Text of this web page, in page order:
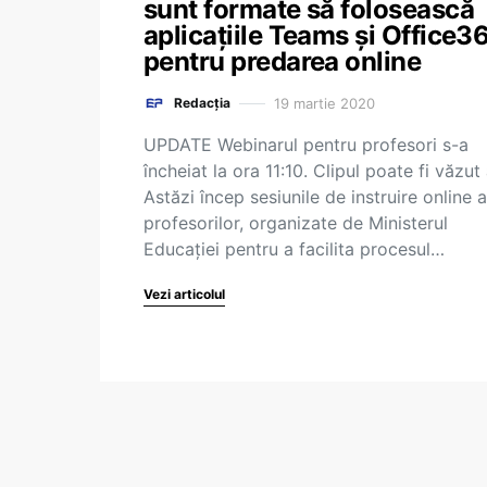
sunt formate să folosească
aplicațiile Teams și
pentru predarea online
Redacția 19 martie 2020
UPDATE Webinarul pentru profesori s-a
încheiat la ora 11:10. Clipul poate fi văzut
Astăzi încep sesiunile de instruire online a
profesorilor, organizate de Ministerul
Educației pentru a facilita procesul…
Vezi articolul